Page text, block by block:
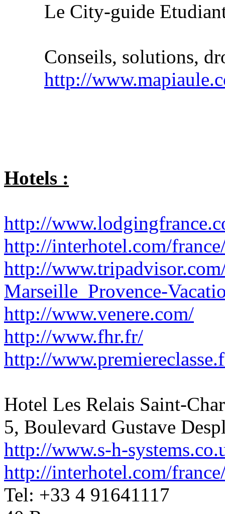
Le City-guide
Conseils, solutions,
http://
Hotels :
http://
http://interhotel.com/
http://
Marseille_Provence-
http://www.venere.com/
http://www.fhr.fr/
http://
Hotel Les Relais Saint-
5, Boulevard Gustave
http://www.s-h-
http://interhotel.com/
Tel: +33 4 91641117